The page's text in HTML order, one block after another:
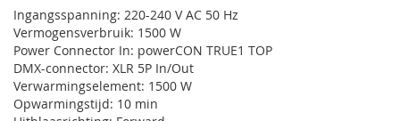
Ingangsspanning: 220-240 V AC 50 Hz
Vermogensverbruik: 1500 W
Power Connector In: powerCON TRUE1 TOP
DMX-connector: XLR 5P In/Out
Verwarmingselement: 1500 W
Opwarmingstijd: 10 min